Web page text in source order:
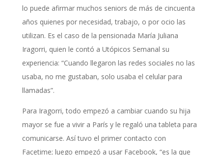
lo puede afirmar muchos seniors de más de cincuenta
años quienes por necesidad, trabajo, o por ocio las
utilizan. Es el caso de la pensionada María Juliana
Iragorri, quien le contó a Utópicos Semanal su
experiencia: “Cuando llegaron las redes sociales no las
usaba, no me gustaban, solo usaba el celular para
llamadas”.
Para Iragorri, todo empezó a cambiar cuando su hija
mayor se fue a vivir a París y le regaló una tableta para
comunicarse. Así tuvo el primer contacto con
Facetime; luego empezó a usar Facebook, “es la que